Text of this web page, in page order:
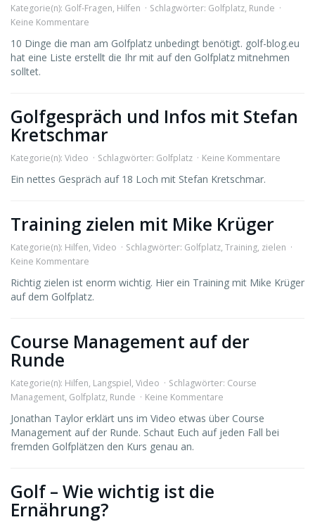
Kategorie(n): Golf-Fragen, Hilfen Schlagwörter: Golfplatz, Runde
Keine Kommentare
10 Dinge die man am Golfplatz unbedingt benötigt. golf-blog.eu
hat eine Liste erstellt die Ihr mit auf den Golfplatz mitnehmen
solltet.
Golfgespräch und Infos mit Stefan
Kretschmar
Kategorie(n): Video Schlagwörter: Golfplatz Keine Kommentare
Ein nettes Gespräch auf 18 Loch mit Stefan Kretschmar.
Training zielen mit Mike Krüger
Kategorie(n): Hilfen, Video Schlagwörter: Golfplatz, Training, zielen
Keine Kommentare
Richtig zielen ist enorm wichtig. Hier ein Training mit Mike Krüger
auf dem Golfplatz.
Course Management auf der
Runde
Kategorie(n): Hilfen, Langspiel, Video Schlagwörter: Course
Management, Golfplatz, Runde Keine Kommentare
Jonathan Taylor erklärt uns im Video etwas über Course
Management auf der Runde. Schaut Euch auf jeden Fall bei
fremden Golfplätzen den Kurs genau an.
Golf – Wie wichtig ist die
Ernährung?